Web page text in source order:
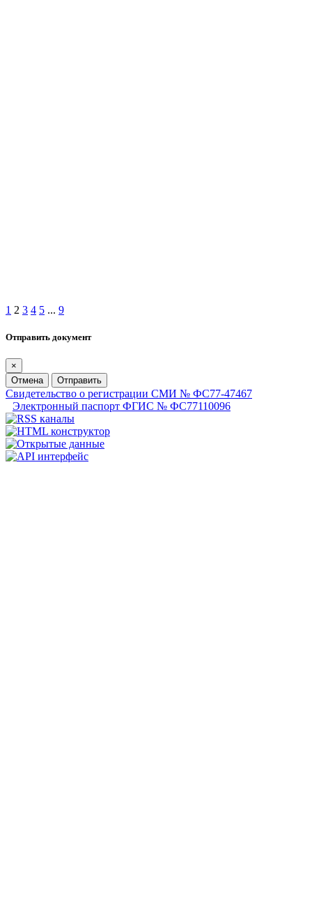
1 2 3 4 5 ... 9
Отправить документ
×
Отмена
Отправить
Свидетельство о регистрации СМИ № ФС77-47467
Электронный паспорт ФГИС № ФС77110096